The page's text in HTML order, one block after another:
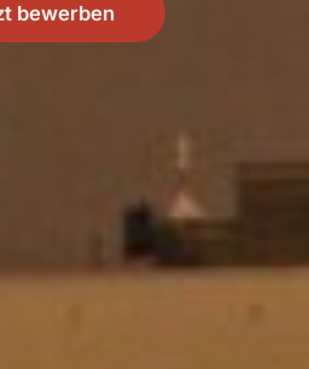
bewerben